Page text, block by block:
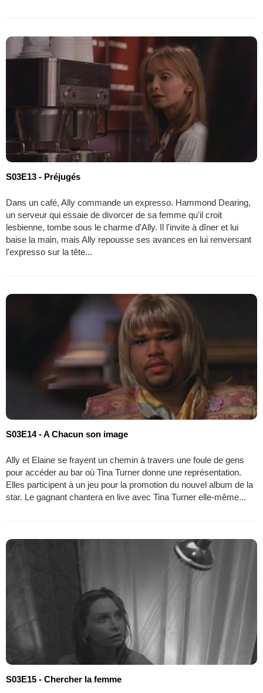
S03E13 - Préjugés
Dans un café, Ally commande un expresso. Hammond Dearing,
un serveur qui essaie de divorcer de sa femme qu'il croit
lesbienne, tombe sous le charme d'Ally. Il l'invite à dîner et lui
baise la main, mais Ally repousse ses avances en lui renversant
l'expresso sur la tête...
S03E14 - A Chacun son image
Ally et Elaine se frayent un chemin à travers une foule de gens
pour accéder au bar où Tina Turner donne une représentation.
Elles participent à un jeu pour la promotion du nouvel album de la
star. Le gagnant chantera en live avec Tina Turner elle-même...
S03E15 - Chercher la femme